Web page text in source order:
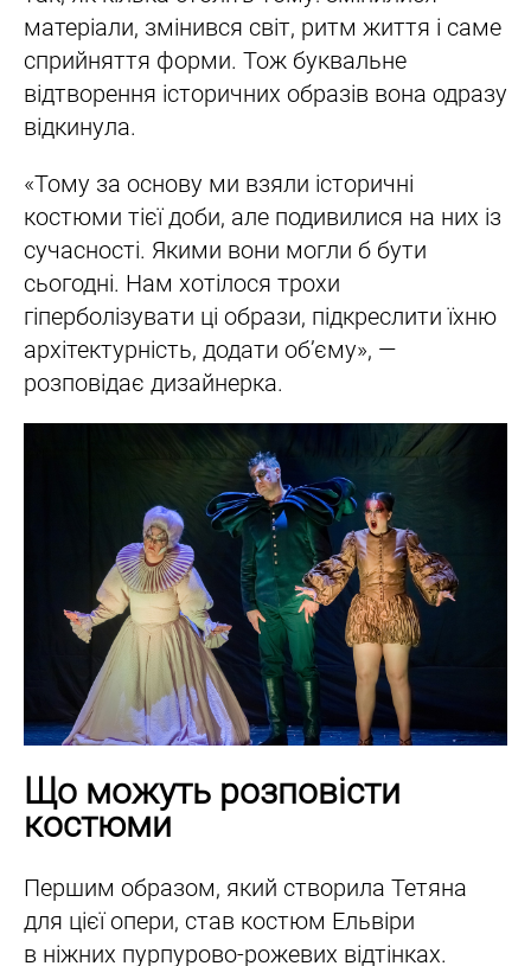
матеріали, змінився світ, ритм життя і саме
сприйняття форми. Тож буквальне
відтворення історичних образів вона одразу
відкинула.
«Тому за основу ми взяли історичні
костюми тієї доби, але подивилися на них із
сучасності. Якими вони могли б бути
сьогодні. Нам хотілося трохи
гіперболізувати ці образи, підкреслити їхню
архітектурність, додати об’єму», —
розповідає дизайнерка.
Що можуть розповісти
костюми
Першим образом, який створила Тетяна
для цієї опери, став костюм Ельвіри
в ніжних пурпурово-рожевих відтінках.